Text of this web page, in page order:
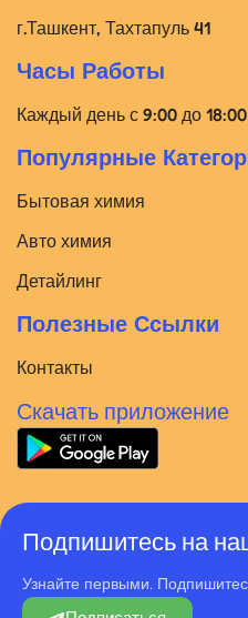
г.Ташкент, Тахтапуль 41
Часы Работы
Каждый день с 9:00 до 18:00
Популярные
Бытовая химия
Авто химия
Детайлинг
Полезные Ссылки
Контакты
Скачать приложение
Подпишитесь на
Узнайте первыми.